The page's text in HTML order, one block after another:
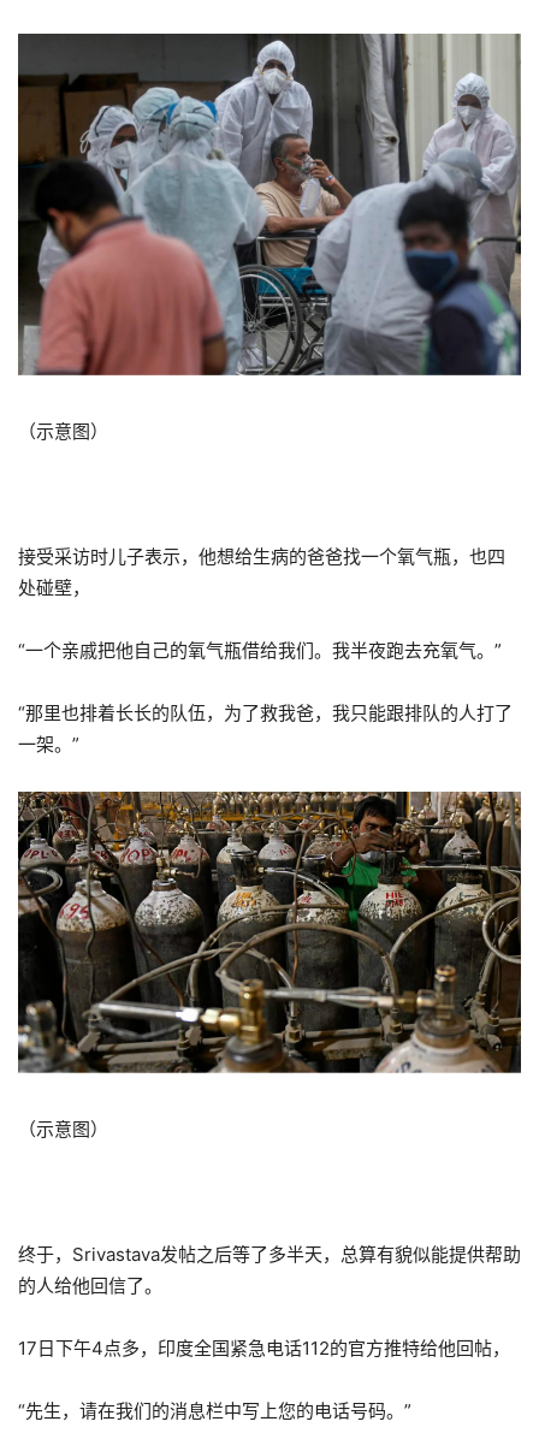
（示意图）
接受采访时儿子表示，他想给生病的爸爸找一个氧气瓶，也四
处碰壁，
“一个亲戚把他自己的氧气瓶借给我们。我半夜跑去充氧气。”
“那里也排着长长的队伍，为了救我爸，我只能跟排队的人打了
一架。”
（示意图）
终于，Srivastava发帖之后等了多半天，总算有貌似能提供帮助
的人给他回信了。
17日下午4点多，印度全国紧急电话112的官方推特给他回帖，
“先生，请在我们的消息栏中写上您的电话号码。”